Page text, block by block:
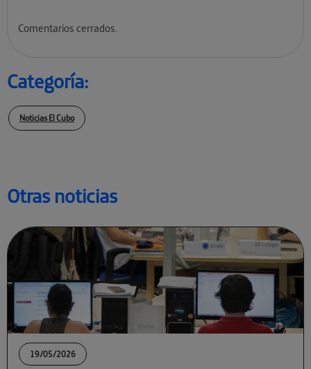
Otras noticias
19/05/2026
Comentarios cerrados.
Categoría:
Noticias El Cubo